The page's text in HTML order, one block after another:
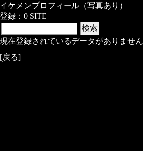
イケメンプロフィール（写真あり）
登録：0 SITE
現在登録されているデータがありません
[戻る]